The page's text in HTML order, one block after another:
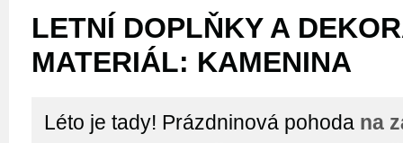
LETNÍ DOPLŇKY A
MATERIÁL: KAMENINA
Léto je tady! Prázdninová pohoda na